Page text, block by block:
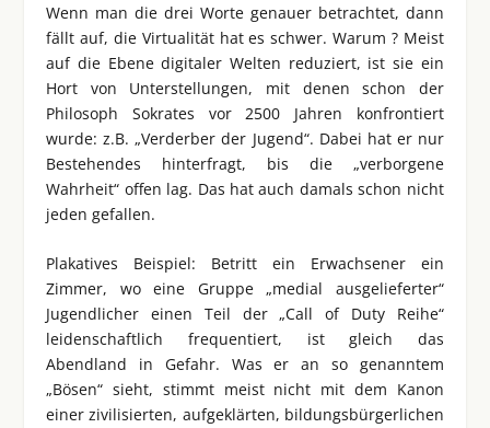
Wenn man die drei Worte genauer betrachtet, dann
fällt auf, die Virtualität hat es schwer. Warum ? Meist
auf die Ebene digitaler Welten reduziert, ist sie ein
Hort von Unterstellungen, mit denen schon der
Philosoph Sokrates vor 2500 Jahren konfrontiert
wurde: z.B. „Verderber der Jugend“. Dabei hat er nur
Bestehendes hinterfragt, bis die „verborgene
Wahrheit“ offen lag. Das hat auch damals schon nicht
jeden gefallen.
Plakatives Beispiel: Betritt ein Erwachsener ein
Zimmer, wo eine Gruppe „medial ausgelieferter“
Jugendlicher einen Teil der „Call of Duty Reihe“
leidenschaftlich frequentiert, ist gleich das
Abendland in Gefahr. Was er an so genanntem
„Bösen“ sieht, stimmt meist nicht mit dem Kanon
einer zivilisierten, aufgeklärten, bildungsbürgerlichen